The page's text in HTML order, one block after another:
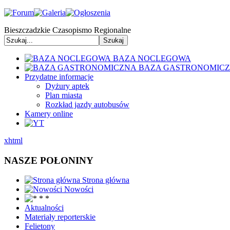
Bieszczadzkie Czasopismo Regionalne
BAZA NOCLEGOWA
BAZA
Przydatne informacje
Dyżury aptek
Plan miasta
Rozkład jazdy autobusów
Kamery online
xhtml
NASZE POŁONINY
Strona główna
Nowości
Aktualności
Materiały reporterskie
Felietony